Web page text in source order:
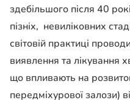
здебільшого після 40
пізніх, невиліковних
світовій практиці
виявлення та лікування
що впливають на
передміхурової залози)